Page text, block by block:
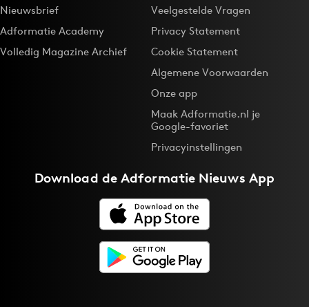
Nieuwsbrief
Adformatie Academy
Volledig Magazine Archief
Veelgestelde Vragen
Privacy Statement
Cookie Statement
Algemene Voorwaarden
Onze app
Maak Adformatie.nl je
Google-favoriet
Privacyinstellingen
Download deAdformatie Nieuws App